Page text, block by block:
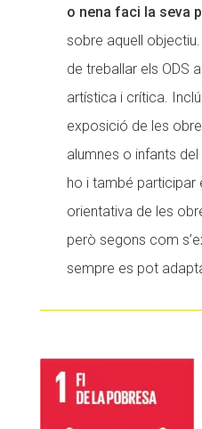
o nena faci la seva
sobre aquell
de treballar els ODS
artística i crítica.
exposició de les
alumnes o infants
ho i també participar
orientativa de les
però segons com
sempre es pot